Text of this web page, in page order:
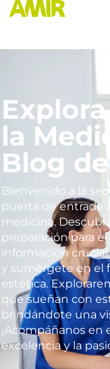
la
Blog
Bienvenido a la
puerta de entrada
medicina.
preparación para
información
y sumérgete en el
estética.
que sueñan con
brindándote una
¡Acompáñanos
excelencia y la